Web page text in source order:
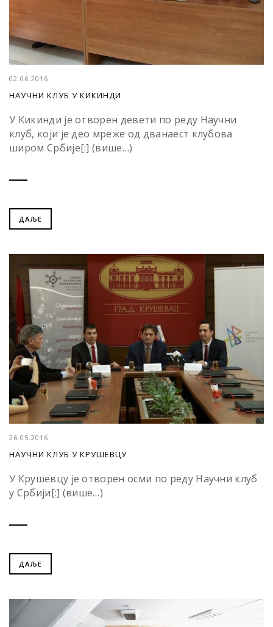
02.06.2016
НАУЧНИ КЛУБ У КИКИНДИ
У Кикинди је отворен девети по реду Научни
клуб, који је део мреже од дванаест клубова
широм Србије[:] (више…)
ДАЉЕ
26.05.2016
НАУЧНИ КЛУБ У КРУШЕВЦУ
У Крушевцу је отворен осми по реду Научни клуб
у Србији[:] (више…)
ДАЉЕ